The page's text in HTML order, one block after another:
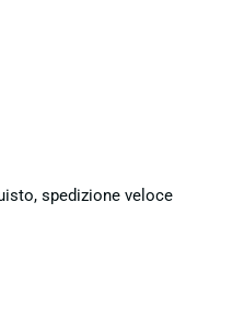
spedizione veloce